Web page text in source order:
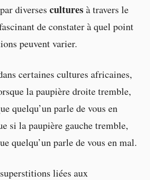
diverses culturesà travers le
de constater à quel point
peuvent varier.
certaines cultures africaines,
la paupière droite tremble,
quelqu’un parle de vous en
si la paupière gauche tremble,
quelqu’un parle de vous en mal.
liées aux